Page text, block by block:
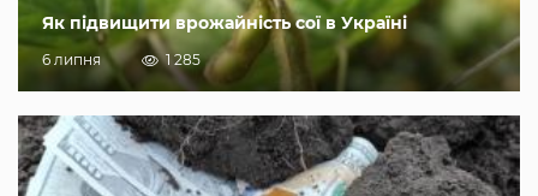
Як підвищити врожайність сої в Україні
6 липня 1 285